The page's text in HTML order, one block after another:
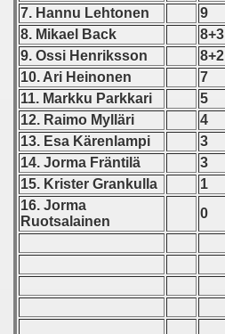
7. Hannu Lehtonen
9
8. Mikael Back
8+3
9. Ossi Henriksson
8+2
10. Ari Heinonen
7
11. Markku Parkkari
5
12. Raimo Mylläri
4
13. Esa Kärenlampi
3
14. Jorma Fräntilä
3
15. Krister Grankulla
1
16. Jorma
Ruotsalainen
0
1983
Zealand Qualifications) - 1984